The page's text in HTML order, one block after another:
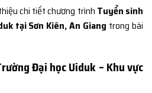
chi tiết chương trình Tuyển sinh
tại Sơn Kiên, An Giang trong bài
Đại học Uiduk – Khu vực